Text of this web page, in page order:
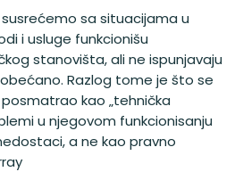
sa situacijama u
i usluge funkcionišu
stanovišta, ali ne ispunjavaju
Razlog tome je što se
kao „tehnička
u njegovom funkcionisanju
a ne kao pravno